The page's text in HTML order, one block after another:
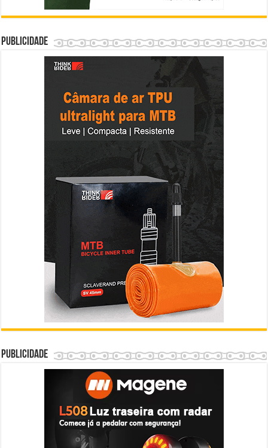
Publicidade
Publicidade